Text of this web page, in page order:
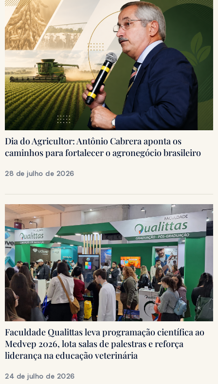
Dia do Agricultor: Antônio Cabrera aponta os
caminhos para fortalecer o agronegócio brasileiro
28 de julho de 2026
Faculdade Qualittas leva programação científica ao
Medvep 2026, lota salas de palestras e reforça
liderança na educação veterinária
24 de julho de 2026